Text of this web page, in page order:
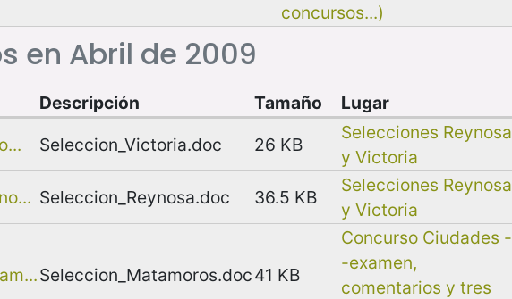
en Abril de 2009
concursos...)
Descripción Tamaño
Lugar
Seleccion_Victoria.doc 26 KB
Selecciones Reynosa
y Victoria
Seleccion_Reynosa.doc 36.5 KB
Selecciones Reynosa
y Victoria
Seleccion_Matamoros.doc41 KB
Concurso Ciudades -
-examen,
comentarios y tres